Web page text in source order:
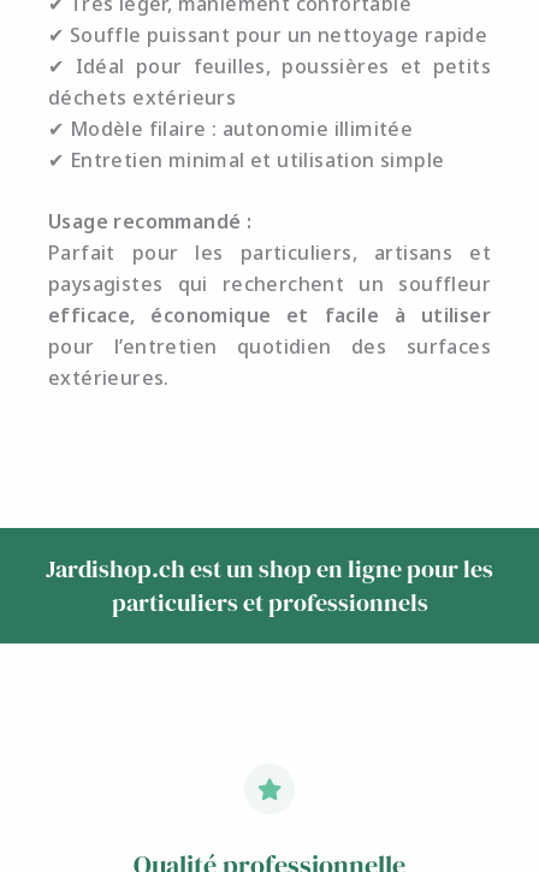
✔ Souffle puissant pour un nettoyage rapide
✔ Idéal pour feuilles, poussières et petits
déchets extérieurs
✔ Modèle filaire : autonomie illimitée
✔ Entretien minimal et utilisation simple
Usage recommandé :
Parfait pour les particuliers, artisans et
paysagistes qui recherchent un souffleur
efficace, économique et facile à utiliser
pour l’entretien quotidien des surfaces
extérieures.
Jardishop.ch est un shop en ligne pour les
particuliers et professionnels